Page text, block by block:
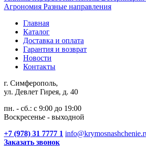
Агрономия Разные направления
Главная
Каталог
Доставка и оплата
Гарантия и возврат
Новости
Контакты
г. Симферополь,
ул. Девлет Гирея, д. 40
пн. - сб.: с 9:00 до 19:00
Воскресенье - выходной
+7 (978) 31 7777 1
Заказать звонок